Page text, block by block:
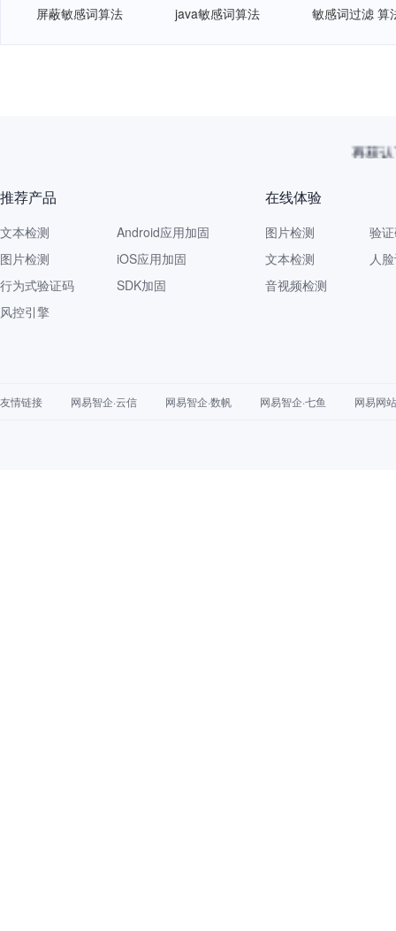
屏蔽敏感词算法
java敏感词算法 敏感词过滤 算
再获
推荐产品
文本检测
图片检测
行为式验证码
风控引擎
Android应用加固
iOS应用加固
SDK加固
在线体验
图片检测
文本检测
音视频检测
验
人
友情链接 网易智企·云信 网易智企·数帆 网易智企·七鱼 网易网